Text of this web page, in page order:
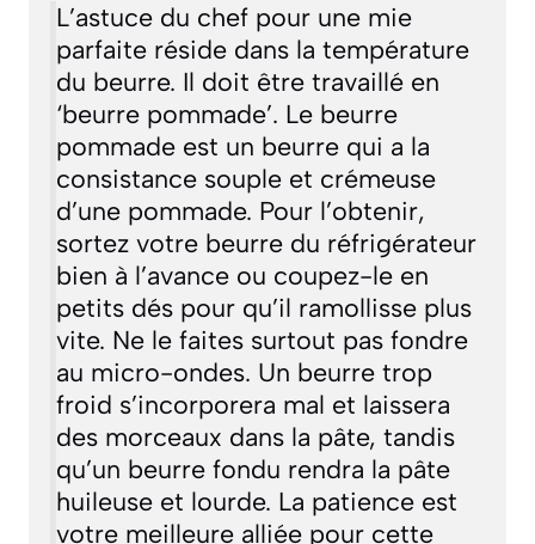
L’astuce du chef pour une mie
parfaite réside dans la température
du beurre. Il doit être travaillé en
‘beurre pommade’. Le beurre
pommade est un beurre qui a la
consistance souple et crémeuse
d’une pommade. Pour l’obtenir,
sortez votre beurre du réfrigérateur
bien à l’avance ou coupez-le en
petits dés pour qu’il ramollisse plus
vite. Ne le faites surtout pas fondre
au micro-ondes. Un beurre trop
froid s’incorporera mal et laissera
des morceaux dans la pâte, tandis
qu’un beurre fondu rendra la pâte
huileuse et lourde. La patience est
votre meilleure alliée pour cette